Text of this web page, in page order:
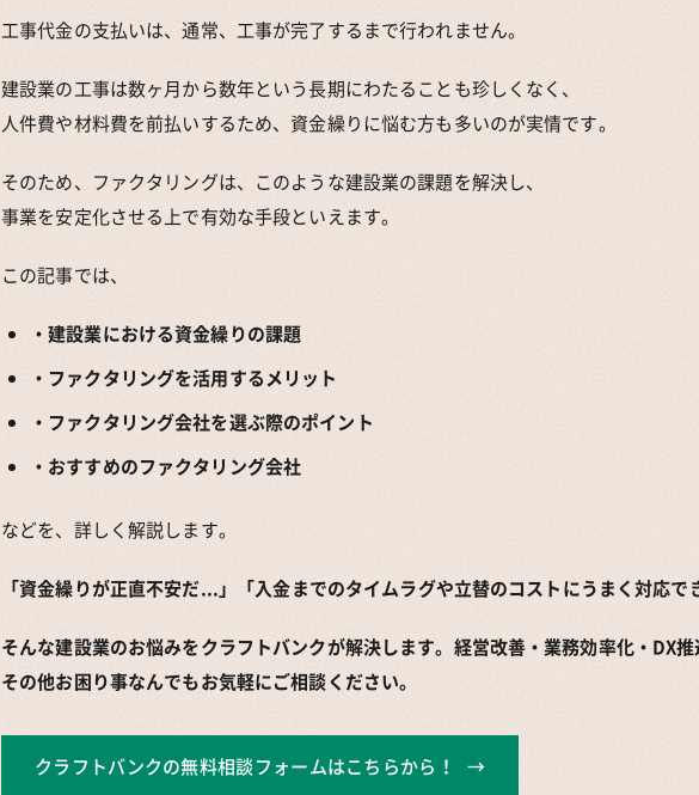
工事代金の支払いは、通常、工事が完了するまで行われません。
建設業の工事は数ヶ月から数年という長期にわたることも珍しくなく、
人件費や材料費を前払いするため、資金繰りに悩む方も多いのが実情です。
そのため、ファクタリングは、このような建設業の課題を解決し、
事業を安定化させる上で有効な手段といえます。
この記事では、
・建設業における資金繰りの課題
・ファクタリングを活用するメリット
・ファクタリング会社を選ぶ際のポイント
・おすすめのファクタリング会社
などを、詳しく解説します。
「資金繰りが正直不安だ...」「入金までのタイムラグや立替のコストにうまく対応
そんな建設業のお悩みをクラフトバンクが解決します。経営改善・業務効率化・DX
その他お困り事なんでもお気軽にご相談ください。
クラフトバンクの無料相談フォームはこちらから！